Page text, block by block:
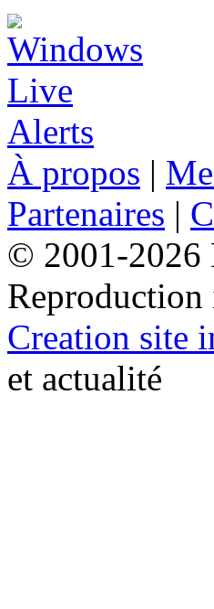
À propos |
Partenaires |
© 2001-2026
Reproduction
Creation site
et actualité